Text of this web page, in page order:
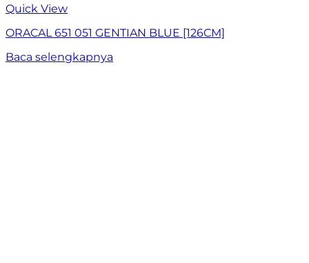
Quick View
ORACAL 651 051 GENTIAN BLUE [126CM]
Baca selengkapnya